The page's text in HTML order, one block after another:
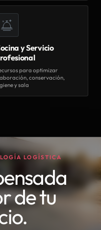
y Servicio
para optimizar
conservación,
y sala
LOGÍSTICA
de tu